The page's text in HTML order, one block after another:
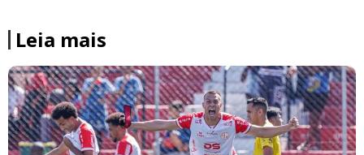
Leia mais